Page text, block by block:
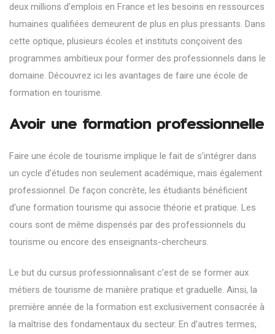
deux millions d’emplois en France et les besoins en ressources
humaines qualifiées demeurent de plus en plus pressants. Dans
cette optique, plusieurs écoles et instituts conçoivent des
programmes ambitieux pour former des professionnels dans le
domaine. Découvrez ici les avantages de faire une école de
formation en tourisme.
Avoir une formation professionnelle
Faire une école de tourisme implique le fait de s’intégrer dans
un cycle d’études non seulement académique, mais également
professionnel. De façon concrète, les étudiants bénéficient
d’une formation tourisme qui associe théorie et pratique. Les
cours sont de même dispensés par des professionnels du
tourisme ou encore des enseignants-chercheurs.
Le but du cursus professionnalisant c’est de se former aux
métiers de tourisme de manière pratique et graduelle. Ainsi, la
première année de la formation est exclusivement consacrée à
la maîtrise des fondamentaux du secteur. En d’autres termes,